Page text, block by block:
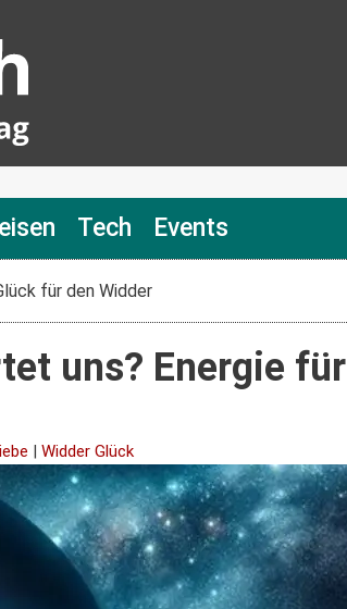
Tech Events
für den Widder
uns? Energie für
| Widder Glück